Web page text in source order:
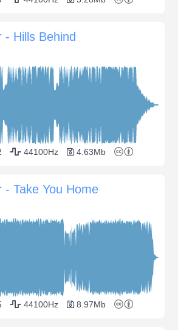
- Hills Behind
44100Hz 4.63Mb
- Take You Home
44100Hz 8.97Mb